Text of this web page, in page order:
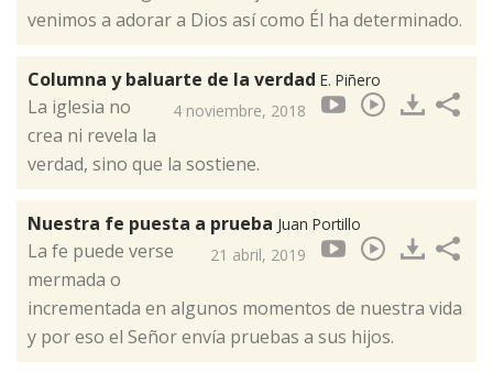
venimos a adorar a Dios así como Él ha determinado.
Columna y baluarte de la verdad E. Piñero
4 noviembre, 2018
La iglesia no
crea ni revela la
verdad, sino que la sostiene.​
Nuestra fe puesta a prueba Juan Portillo
21 abril, 2019
La fe puede verse
mermada o
incrementada en algunos momentos de nuestra vida
y por eso el Señor envía pruebas a sus hijos.